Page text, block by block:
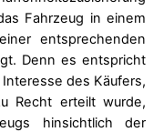
Fahrzeug in einem
entsprechenden
Denn es entspricht
des Käufers,
Recht erteilt wurde,
hinsichtlich der